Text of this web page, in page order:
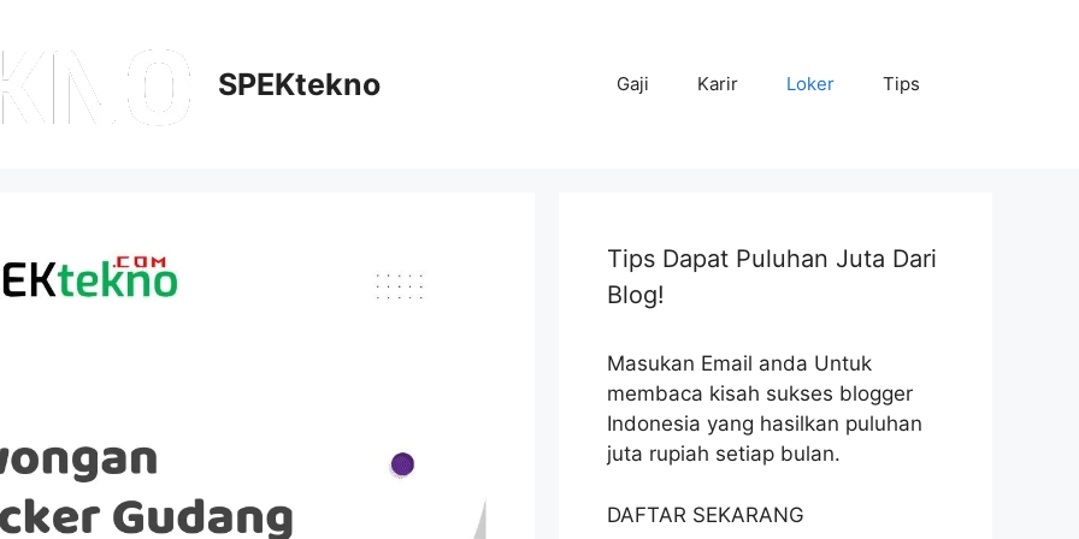
SPEKtekno Gaji Karir Loker Tips
Tips Dapat Puluhan Juta Dari
Blog!
Masukan Email anda Untuk
membaca kisah sukses blogger
Indonesia yang hasilkan puluhan
juta rupiah setiap bulan.
DAFTAR SEKARANG